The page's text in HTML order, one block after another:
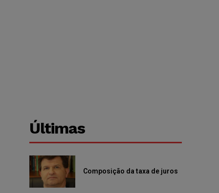
Últimas
Composição da taxa de juros